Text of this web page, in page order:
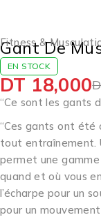
Fitness &
Gant De
EN STOCK
DT 18,000
“Ce sont les gants
“Ces gants ont été
tout entraînement.
permet une
quand et où vous
l’écharpe pour un
pour un